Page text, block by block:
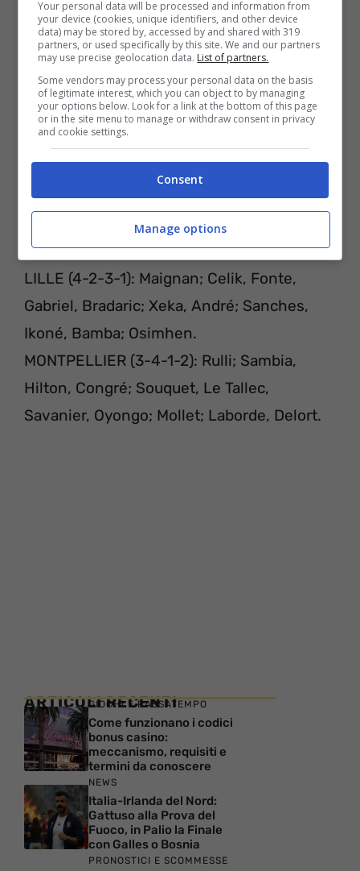
PROBABILI FORMAZIONI
LILLE (4-2-3-1): Maignan; Celik, Fonte,
Gabriel, Bradaric; Xeka, André; Sanches,
Ikoné, Bamba; Osimhen.
MONTPELLIER (3-4-1-2): Rulli; Sambia,
Hilton, Congré; Souquet, Le Tallec,
Savanier, Oyongo; Mollet; Laborde, Delort.
ARTICOLI RECENTI
GIOCHI E PASSATEMPO
Come funzionano i codici
bonus casino:
meccanismo, requisiti e
termini da conoscere
NEWS
Italia-Irlanda del Nord:
Gattuso alla Prova del
Fuoco, in Palio la Finale
con Galles o Bosnia
PRONOSTICI E SCOMMESSE
Your personal data will be processed and information from
your device (cookies, unique identifiers, and other device
data) may be stored by, accessed by and shared with 319
partners, or used specifically by this site. We and our partners
may use precise geolocation data. List of partners.
Some vendors may process your personal data on the basis
of legitimate interest, which you can object to by managing
your options below. Look for a link at the bottom of this page
or in the site menu to manage or withdraw consent in privacy
and cookie settings.
Consent
Manage options